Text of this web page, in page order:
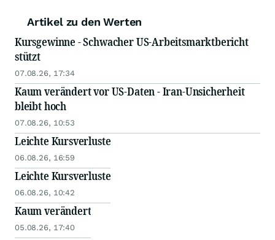
Artikel zu den Werten
Kursgewinne - Schwacher US-Arbeitsmarktbericht
stützt
07.08.26, 17:34
Kaum verändert vor US-Daten - Iran-Unsicherheit
bleibt hoch
07.08.26, 10:53
Leichte Kursverluste
06.08.26, 16:59
Leichte Kursverluste
06.08.26, 10:42
Kaum verändert
05.08.26, 17:40